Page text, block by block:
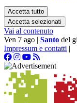
Accetta tutto
Accetta selezionati
Vai al contenuto
Ven 7 ago | Santo del
Impressum e contatti |